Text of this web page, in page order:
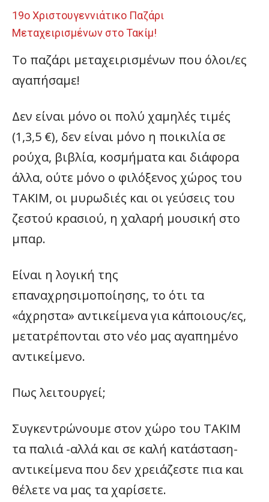
19ο Χριστουγεννιάτικο Παζάρι
Μεταχειρισμένων στο Τακίμ!
To παζάρι μεταχειρισμένων που όλοι/ες
αγαπήσαμε!
Δεν είναι μόνο οι πολύ χαμηλές τιμές
(1,3,5 €), δεν είναι μόνο η ποικιλία σε
ρούχα, βιβλία, κοσμήματα και διάφορα
άλλα, ούτε μόνο ο φιλόξενος χώρος του
ΤΑΚΙΜ, οι μυρωδιές και οι γεύσεις του
ζεστού κρασιού, η χαλαρή μουσική στο
μπαρ.
Είναι η λογική της
επαναχρησιμοποίησης, το ότι τα
«άχρηστα» αντικείμενα για κάποιους/ες,
μετατρέπονται στο νέο μας αγαπημένο
αντικείμενο.
Πως λειτουργεί;
Συγκεντρώνουμε στον χώρο του ΤΑΚΙΜ
τα παλιά -αλλά και σε καλή κατάσταση-
αντικείμενα που δεν χρειάζεστε πια και
θέλετε να μας τα χαρίσετε.